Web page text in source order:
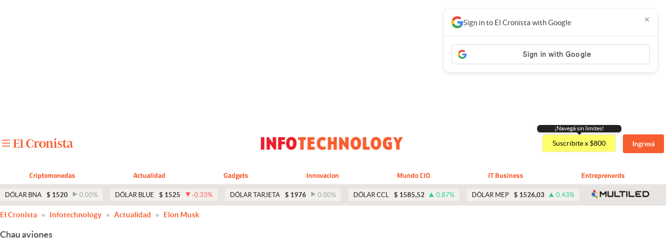
Apertura
¡Navegá sin limites!
Suscribite x $800 Ingresá
Criptomonedas Actualidad Gadgets Innovacion Mundo CIO IT Business Entreprenerds
DÓLAR BNA $ 1520 0.00% DÓLAR BLUE $ 1525 -0.33% DÓLAR TARJETA $ 1976 0.00% DÓLAR CCL $ 1585,52 0.87% DÓLAR MEP $ 1526,03 0.43%
Sign in to El Cronista with Google ×
El Cronista Infotechnology Actualidad Elon Musk
Chau aviones